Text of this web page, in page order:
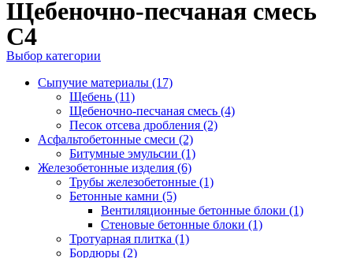
Щебеночно-песчаная смесь
С4
Выбор категории
Сыпучие материалы (17)
Щебень (11)
Щебеночно-песчаная смесь (4)
Песок отсева дробления (2)
Асфальтобетонные смеси (2)
Битумные эмульсии (1)
Железобетонные изделия (6)
Трубы железобетонные (1)
Бетонные камни (5)
Вентиляционные бетонные блоки (1)
Стеновые бетонные блоки (1)
Тротуарная плитка (1)
Бордюры (2)